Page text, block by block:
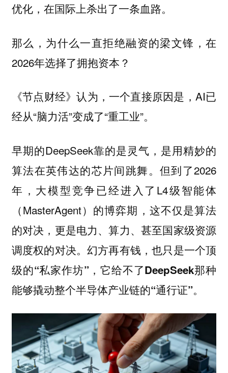
优化，在国际上杀出了一条血路。
那么，为什么一直拒绝融资的梁文锋，在
2026年选择了拥抱资本？
《节点财经》认为，一个直接原因是，AI已
经从“脑力活”变成了“重工业”。
早期的DeepSeek靠的是灵气，是用精妙的
算法在英伟达的芯片间跳舞。但到了2026
年，大模型竞争已经进入了L4级智能体
（MasterAgent）的博弈期， 这不仅是算法
的对决，更是电力、算力、甚至国家级资源
调度权的对决。幻方再有钱，也只是一个顶
级的“私家作坊”，它给不了DeepSeek那种
能够撬动整个半导体产业链的“通行证”。